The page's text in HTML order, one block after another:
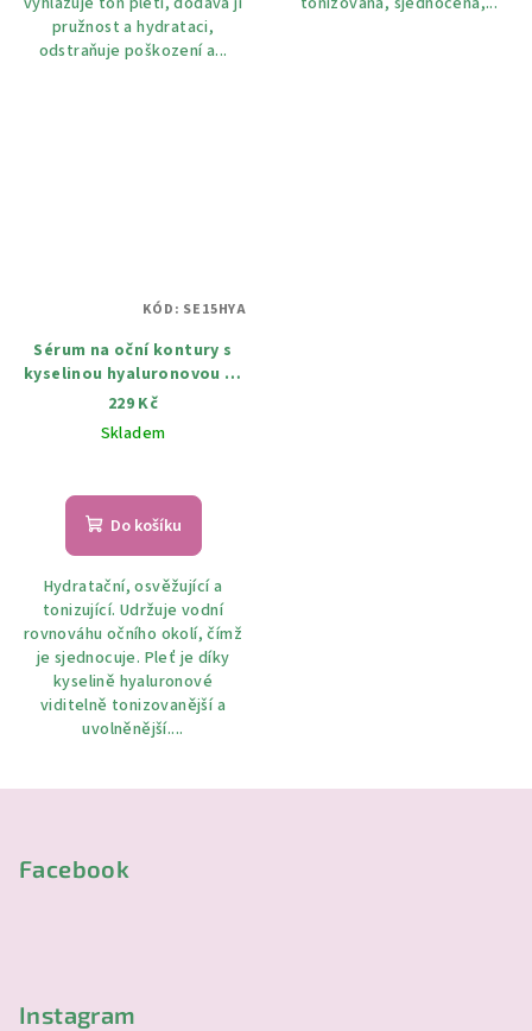
pružnost a hydrataci,
odstraňuje poškození a...
Sérum na oční kontury s
kyselinou hyaluronovou 15
ml
229 Kč
Skladem
hodnocení
produktu
z
5
hvězdiček.
Do košíku
Hydratační, osvěžující a
tonizující. Udržuje vodní
rovnováhu očního okolí, čímž
je sjednocuje. Pleť je díky
kyselině hyaluronové
viditelně tonizovanější a
uvolněnější....
KÓD: SE15HYA
Facebook
Instagram